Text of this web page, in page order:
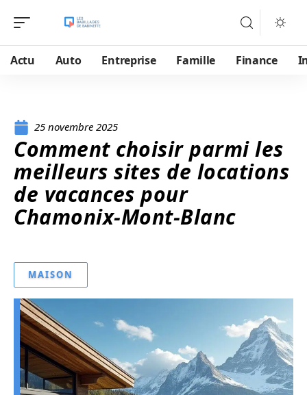
Actu Auto Entreprise Famille Finance
25 novembre 2025
Comment choisir parmi les
meilleurs sites de locations
de vacances pour
Chamonix-Mont-Blanc
MAISON